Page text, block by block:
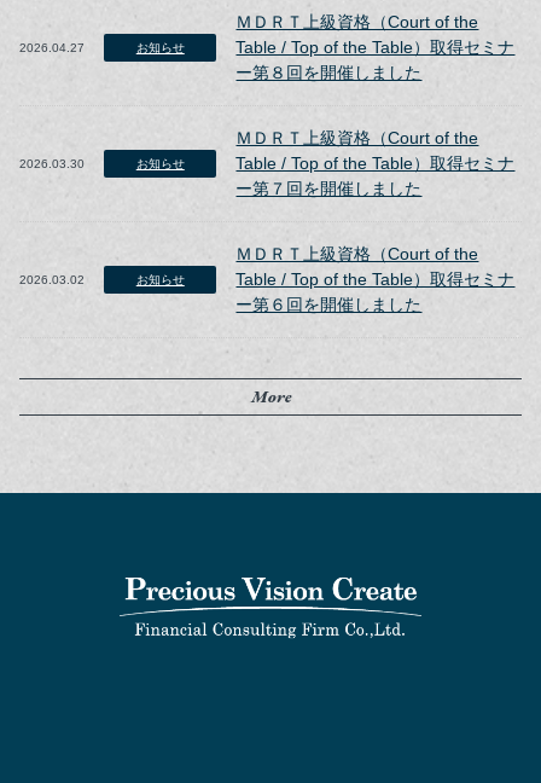
More
2026.04.27 お知らせ
ＭＤＲＴ上級資格（Court of the
Table / Top of the Table）取得セミナ
ー第８回を開催しました
2026.03.30 お知らせ
ＭＤＲＴ上級資格（Court of the
Table / Top of the Table）取得セミナ
ー第７回を開催しました
2026.03.02 お知らせ
ＭＤＲＴ上級資格（Court of the
Table / Top of the Table）取得セミナ
ー第６回を開催しました